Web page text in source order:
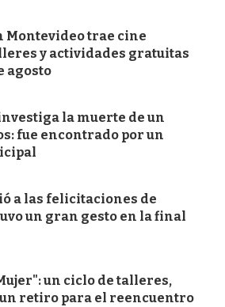
Montevideo trae cine
y actividades gratuitas
agosto
la muerte de un
fue encontrado por un
a las felicitaciones de
un gran gesto en la final
un ciclo de talleres,
retiro para el reencuentro